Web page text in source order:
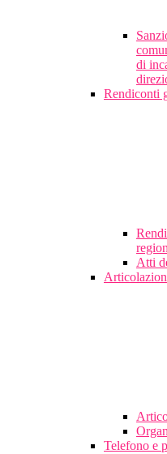
di
Rendiconti
Atti
Telefono e